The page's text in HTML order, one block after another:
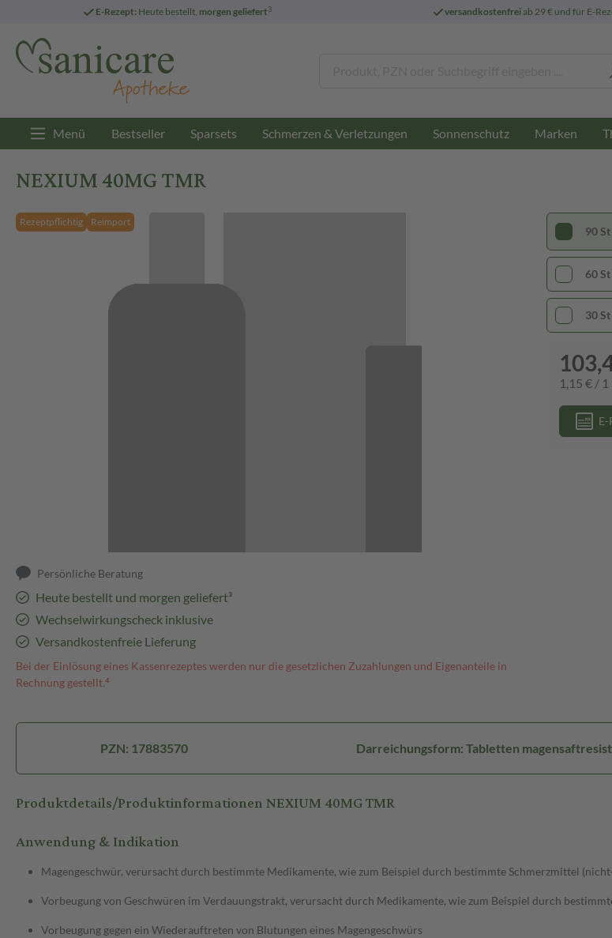
E-Rezept: Heute bestellt, morgen geliefert3 versandkostenfreiab 29 € und für E-
Menü Bestseller Sparsets Schmerzen & Verletzungen Sonnenschutz Marken
NEXIUM 40MG TMR
Rezeptpflichtig Reimport
Persönliche Beratung
Heute bestellt und morgen geliefert³
Wechselwirkungscheck inklusive
Versandkostenfreie Lieferung
Bei der Einlösung eines Kassenrezeptes werden nur die gesetzlichen Zuzahlungen und Eigenanteile in
Rechnung gestellt.⁴
90 St
60 St
30 St
1,15 € / 1
E-
PZN: 17883570 Darreichungsform: Tabletten
Produktdetails/Produktinformationen NEXIUM 40MG TMR
Anwendung & Indikation
Magengeschwür, verursacht durch bestimmte Medikamente, wie zum Beispiel durch bestimmte Schmerzmittel
Vorbeugung von Geschwüren im Verdauungstrakt, verursacht durch Medikamente, wie zum Beispiel durch
Vorbeugung gegen ein Wiederauftreten von Blutungen eines Magengeschwürs